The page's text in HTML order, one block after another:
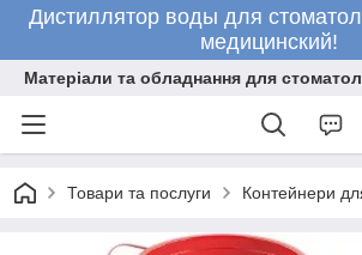
Дистиллятор воды для
медицинский!
Матеріали та обладнання для
Товари та послуги Контейнери